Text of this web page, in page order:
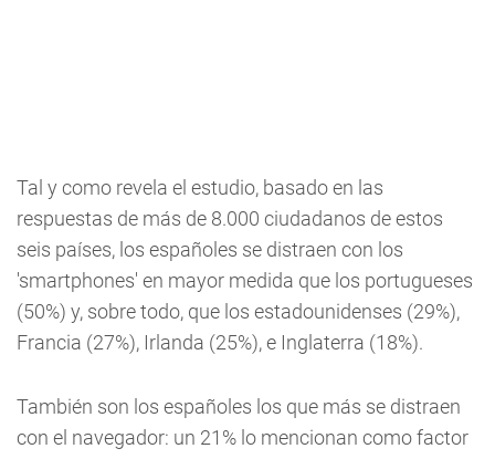
Tal y como revela el estudio, basado en las
respuestas de más de 8.000 ciudadanos de estos
seis países, los españoles se distraen con los
'smartphones' en mayor medida que los portugueses
(50%) y, sobre todo, que los estadounidenses (29%),
Francia (27%), Irlanda (25%), e Inglaterra (18%).
También son los españoles los que más se distraen
con el navegador: un 21% lo mencionan como factor